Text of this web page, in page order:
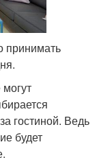
принимать
гостиной. Ведь
будет